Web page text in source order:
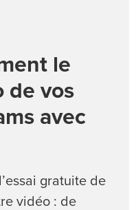
le
de vos
avec
gratuite de
vidéo : de